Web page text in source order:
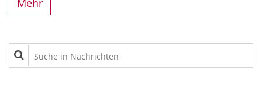
Mehr
Suche in Nachrichten